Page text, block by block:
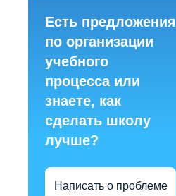
Есть предложения
по организации
учебного
процесса или
знаете, как
сделать школу
лучше?
Написать о проблеме